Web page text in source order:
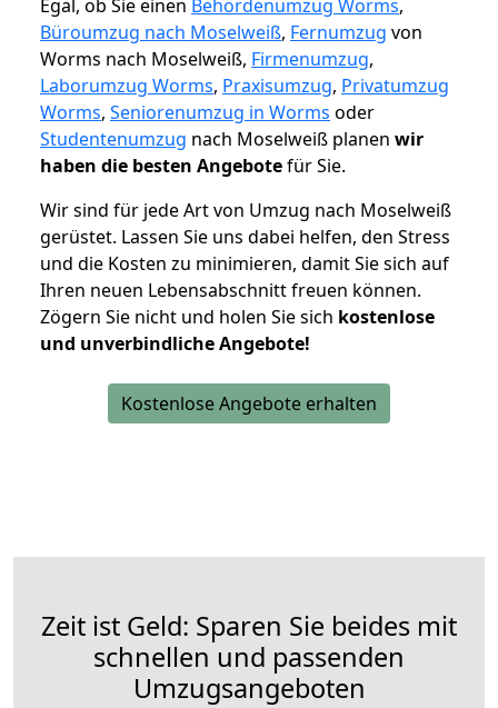
Egal, ob Sie einen Behördenumzug Worms,
Büroumzug nach Moselweiß, Fernumzug von
Worms nach Moselweiß, Firmenumzug,
Laborumzug Worms, Praxisumzug, Privatumzug
Worms, Seniorenumzug in Worms oder
Studentenumzug nach Moselweiß planen wir
haben die besten Angebotefür Sie.
Wir sind für jede Art von Umzug nach Moselweiß
gerüstet. Lassen Sie uns dabei helfen, den Stress
und die Kosten zu minimieren, damit Sie sich auf
Ihren neuen Lebensabschnitt freuen können.
Zögern Sie nicht und holen Sie sich kostenlose
und unverbindliche Angebote!
Kostenlose Angebote erhalten
Zeit ist Geld: Sparen Sie beides mit
schnellen und passenden
Umzugsangeboten